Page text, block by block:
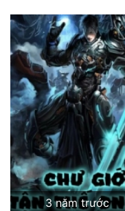
Điềm Đạm
3 năm trước